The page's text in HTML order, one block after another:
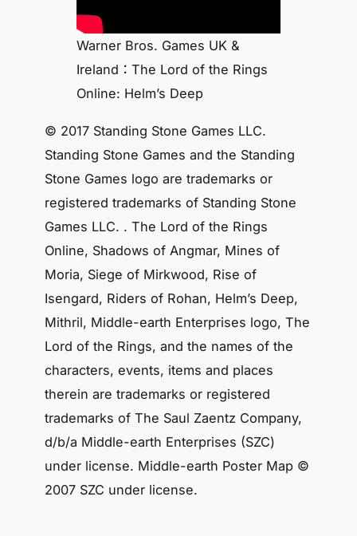
Warner Bros. Games UK &
Ireland：The Lord of the Rings
Online: Helm’s Deep
© 2017 Standing Stone Games LLC.
Standing Stone Games and the Standing
Stone Games logo are trademarks or
registered trademarks of Standing Stone
Games LLC. . The Lord of the Rings
Online, Shadows of Angmar, Mines of
Moria, Siege of Mirkwood, Rise of
Isengard, Riders of Rohan, Helm’s Deep,
Mithril, Middle-earth Enterprises logo, The
Lord of the Rings, and the names of the
characters, events, items and places
therein are trademarks or registered
trademarks of The Saul Zaentz Company,
d/b/a Middle-earth Enterprises (SZC)
under license. Middle-earth Poster Map ©
2007 SZC under license.